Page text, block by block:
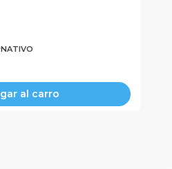
al carro